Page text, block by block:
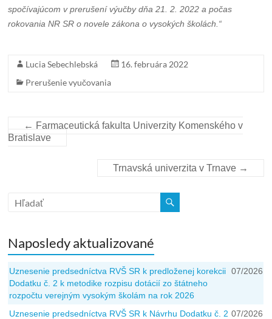
spočívajúcom v prerušení výučby dňa 21. 2. 2022 a počas
rokovania NR SR o novele zákona o vysokých školách.“
Lucia Sebechlebská
16. februára 2022
Prerušenie vyučovania
← Farmaceutická fakulta Univerzity Komenského v
Bratislave
Trnavská univerzita v Trnave →
Naposledy aktualizované
Uznesenie predsedníctva RVŠ SR k predloženej korekcii
Dodatku č. 2 k metodike rozpisu dotácií zo štátneho
rozpočtu verejným vysokým školám na rok 2026
07/2026
Uznesenie predsedníctva RVŠ SR k Návrhu Dodatku č. 2 07/2026